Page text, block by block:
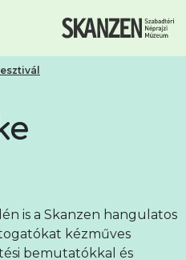
is a Skanzen hangulatos
kézműves
bemutatókkal és